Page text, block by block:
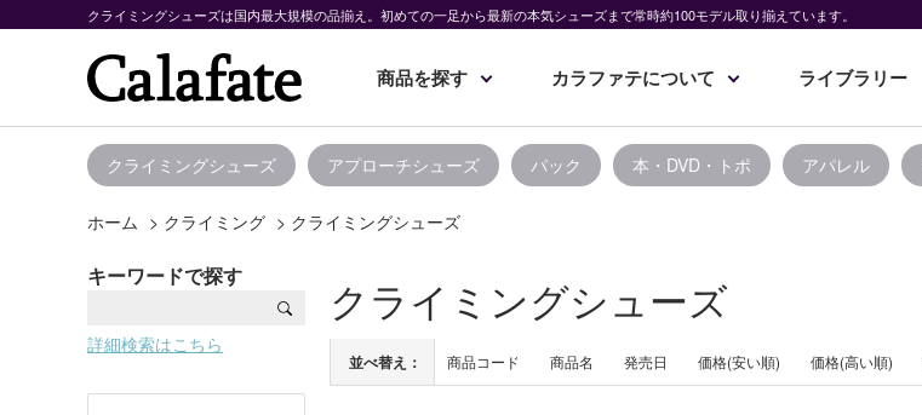
クライミングシューズは国内最大規模の品揃え。初めての一足から最新の本気シューズまで常時約100モデル取り揃えています。
商品を探す カラファテについて ライブラリー
クライミングシューズ アプローチシューズ パック 本・DVD・トポ アパレル
ホーム > クライミング > クライミングシューズ
キーワードで探す
詳細検索はこちら
クライミングシューズ
並べ替え： 商品コード 商品名 発売日 価格(安い順) 価格(高い順)